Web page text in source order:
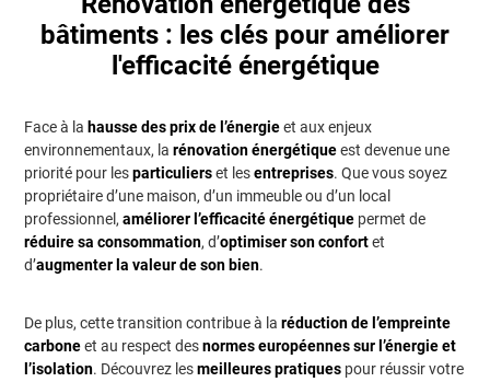
bâtiments : les clés pour améliorer
l'efficacité énergétique
Face à la hausse des prix de l’énergieet aux enjeux
environnementaux, larénovation énergétiqueest devenue une
priorité pour lesparticulierset lesentreprises. Que vous soyez
propriétaire d’une maison, d’un immeuble ou d’un local
professionnel,améliorer l’efficacité énergétique permet de
réduire sa consommation, d’optimiser son confortet
d’augmenter la valeur de son bien.
De plus, cette transition contribue à laréduction de l’empreinte
carboneet au respect desnormes européennes sur l’énergie et
l’isolation. Découvrez lesmeilleures pratiques pour réussir votre